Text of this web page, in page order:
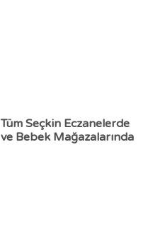
Tüm Seçkin Eczanelerde
ve Bebek Mağazalarında